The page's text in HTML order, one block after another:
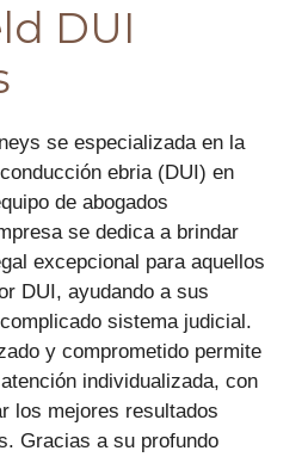
DUI
se especializada en la
ebria (DUI) en
de abogados
se dedica a brindar
excepcional para aquellos
DUI, ayudando a sus
sistema judicial.
y comprometido permite
individualizada, con
los mejores resultados
Gracias a su profundo